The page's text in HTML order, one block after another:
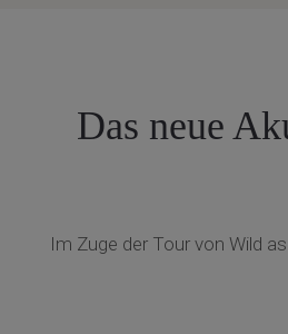
Das neue
Im Zuge der Tour von Wild